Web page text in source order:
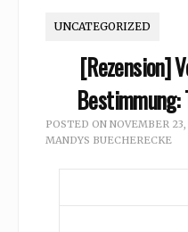
UNCATEGORIZED
[Rezension]
Bestimmung:
POSTED ON NOVEMBER
MANDYS BUECHERECKE